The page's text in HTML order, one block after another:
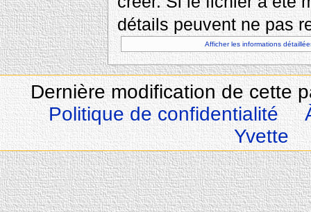
détails peuvent ne pas
Afficher les informations
Dernière modification de cette
Politique de confidentialité
Yvette